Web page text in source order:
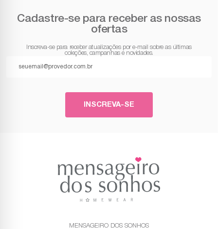
Cadastre-se para receber as nossas
ofertas
Inscreva-se para receber atualizações por e-mail sobre as últimas
coleções, campanhas e novidades.
INSCREVA-SE
MENSAGEIRO DOS SONHOS